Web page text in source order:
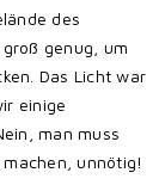
des
genug, um
Das Licht war
einige
man muss
unnötig!